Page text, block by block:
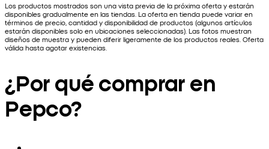
Los productos mostrados son una vista previa de la próxima oferta y estarán
disponibles gradualmente en las tiendas. La oferta en tienda puede variar en
términos de precio, cantidad y disponibilidad de productos (algunos artículos
estarán disponibles solo en ubicaciones seleccionadas). Las fotos muestran
diseños de muestra y pueden diferir ligeramente de los productos reales. Oferta
válida hasta agotar existencias.
¿Por qué comprar en
Pepco?